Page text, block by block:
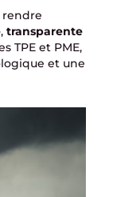
rendre
, transparente
TPE et PME,
et une